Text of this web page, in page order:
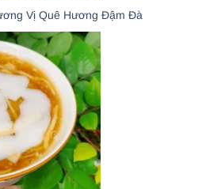
Vị Quê Hương Đậm Đà